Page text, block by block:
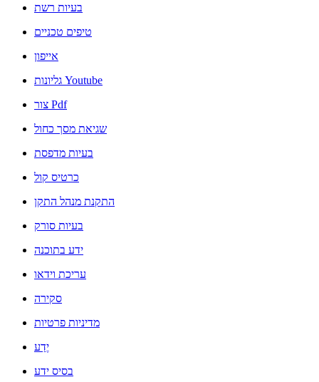
בעיות רשת
טיפים טכניים
אייפון
גליונות Youtube
צור Pdf
שגיאת מסך כחול
בעיות מדפסת
כרטיס קול
התקנת מנהל התקן
בעיות סורק
ידע בתוכנה
עריכת וידאו
סקירה
מדיניות פרטיות
יֶדַע
בסיס ידע